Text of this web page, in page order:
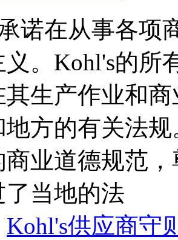
诺在从事各项
义。Kohl's的所
其生产作业和
地方的有关法
商业道德规范
了当地的法
Kohl's供应商守